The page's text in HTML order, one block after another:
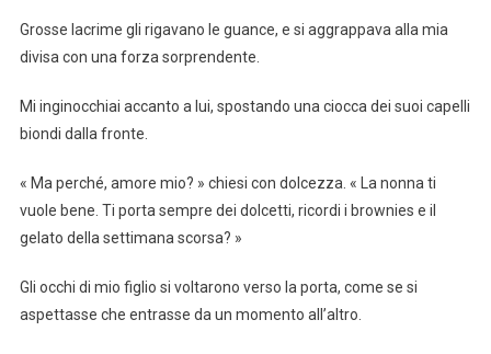
Grosse lacrime gli rigavano le guance, e si aggrappava alla mia
divisa con una forza sorprendente.
Mi inginocchiai accanto a lui, spostando una ciocca dei suoi capelli
biondi dalla fronte.
« Ma perché, amore mio? » chiesi con dolcezza. « La nonna ti
vuole bene. Ti porta sempre dei dolcetti, ricordi i brownies e il
gelato della settimana scorsa? »
Gli occhi di mio figlio si voltarono verso la porta, come se si
aspettasse che entrasse da un momento all’altro.